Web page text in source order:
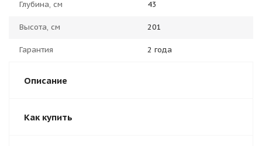
Глубина, см 43
Высота, см 201
Гарантия 2 года
Описание
Как купить